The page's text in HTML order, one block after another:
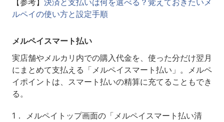
【参考】 決済と支払いは何を選べる？覚えておきたいメ
ルペイの使い方と設定手順
メルペイスマート払い
実店舗やメルカリ内での購入代金を、使った分だけ翌月
にまとめて支払える「メルペイスマート払い」。メルペ
イポイントは、スマート払いの精算に充てることもでき
る。
1． メルペイトップ画面の「メルペイスマート払い清